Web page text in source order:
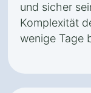
und sicher
Komplexität
wenige Tage